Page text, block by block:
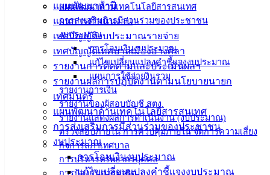
แผนพัฒนาด้านเทคโนโลยีสารสนเทศ
การส่งเสริมการมีส่วนร่วมของประชาชน
งบประมาณ
การโอนเงินงบประมาณ
แก้ไขเปลี่ยนแปลงคำชี้แจงงบประมาณ
แผนการใช้จ่ายงินรวม
รายงานการเงิน
รายงานของผู้สอบบัญชี สตง.
รายงานแสดงผลการดำเนินงาน (งบประมาณ)
ตรวจสอบภายใน การควบคุมภายใน จัดการความเสี่ยง
กิจการสภาเทศบาล
การบริหารทรัพยากรบุคคล
แผนพัฒนาห้าปี
แผนการดำเนินงาน
เทศบัญญัติงบประมาณรายจ่าย
เทศบัญญัติเทศบาลเมืองอ่างศิลา
รายงานการติดตามและประเมินผลฯ
รายงานผลการปฏิบัติงานตามนโยบายนายก
เทศมนตรี
แผนพัฒนาด้านเทคโนโลยีสารสนเทศ
การส่งเสริมการมีส่วนร่วมของประชาชน
งบประมาณ
การโอนเงินงบประมาณ
แก้ไขเปลี่ยนแปลงคำชี้แจงงบประมาณ
ฟอร์ม,
เอกสาร
คู่มือ
สำหรับ
ประชาชน/
คู่มือการ
ปฏิบัติ
งาน
ข่าวสาร
น่ารู้
ศุนย์